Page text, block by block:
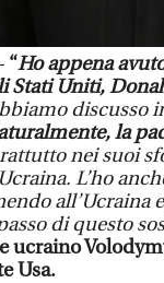
“Ho appena
Stati Uniti,
discusso
la
nei suoi
L’ho
di questo
ucraino
Usa.